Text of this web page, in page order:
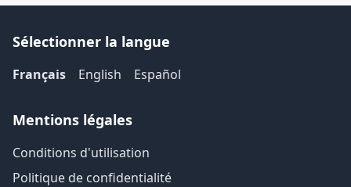
Sélectionner la langue
Français English Español
Mentions légales
Conditions d'utilisation
Politique de confidentialité